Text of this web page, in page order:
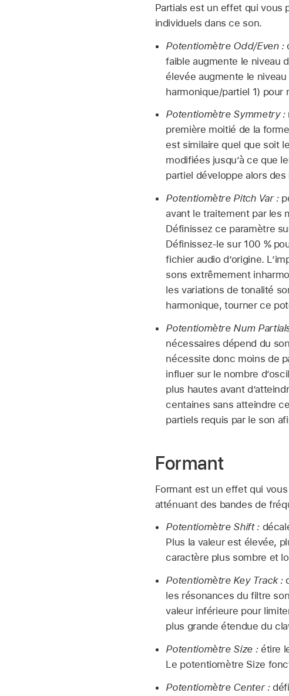
Partials est un effet qui vous
individuels dans ce son.
Potentiomètre Odd/Even :
faible augmente le niveau
élevée augmente le
harmonique/partiel 1) pour
Potentiomètre Symmetry :
première moitié de la
est similaire quel que soit
modifiées jusqu’à ce que
partiel développe alors
Potentiomètre Pitch Var :
avant le traitement par les
Définissez ce paramètre
Définissez-le sur 100 %
fichier audio d’origine.
sons extrêmement
les variations de tonalité
harmonique, tourner ce
Potentiomètre Num
nécessaires dépend du
nécessite donc moins de
influer sur le nombre
plus hautes avant
centaines sans atteindre
partiels requis par le son
Formant
Formant est un effet qui
atténuant des bandes de
Potentiomètre Shift :
Plus la valeur est élevée,
caractère plus sombre et
Potentiomètre Key Track :
les résonances du filtre
valeur inférieure pour
plus grande étendue du
Potentiomètre Size :étire
Le potentiomètre Size
Potentiomètre Center :